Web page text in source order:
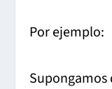
Por ejemplo: